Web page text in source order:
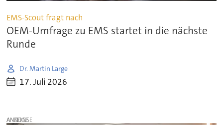
EMS-Scout fragt nach
OEM-Umfrage zu EMS startet in die nächste
Runde
Dr. Martin Large
17. Juli 2026
ANZEIGE